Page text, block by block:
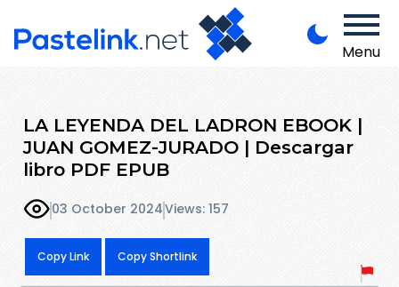
Menu
LA LEYENDA DEL LADRON EBOOK |
JUAN GOMEZ-JURADO | Descargar
libro PDF EPUB
03 October 2024Views: 157
Copy Link Copy Shortlink